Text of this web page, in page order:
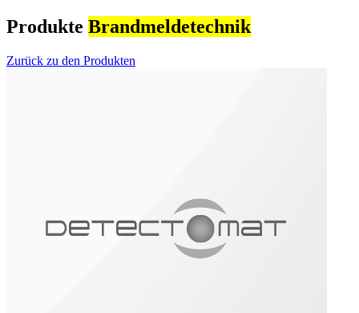
Produkte Brandmeldetechnik
Zurück zu den Produkten